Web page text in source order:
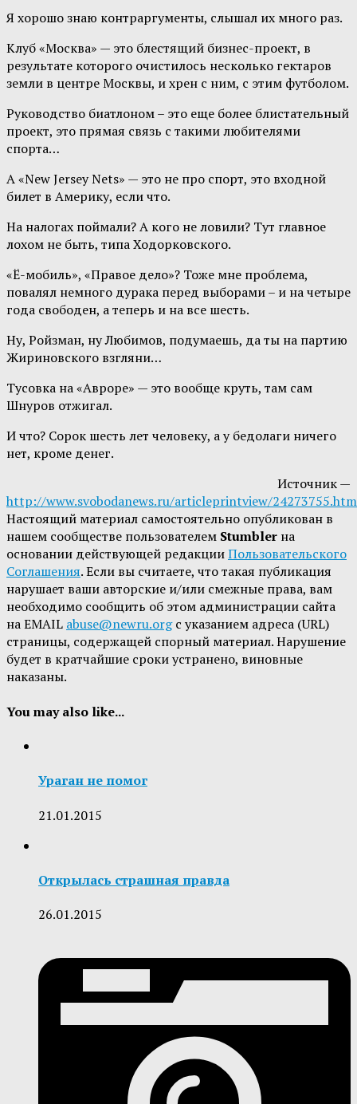
Я хорошо знаю контраргументы, слышал их много раз.
Клуб «Москва» — это блестящий бизнес-проект, в
результате которого очистилось несколько гектаров
земли в центре Москвы, и хрен с ним, с этим футболом.
Руководство биатлоном – это еще более блистательный
проект, это прямая связь с такими любителями
спорта…
А «New Jersey Nets» — это не про спорт, это входной
билет в Америку, если что.
На налогах поймали? А кого не ловили? Тут главное
лохом не быть, типа Ходорковского.
«Ё-мобиль», «Правое дело»? Тоже мне проблема,
повалял немного дурака перед выборами – и на четыре
года свободен, а теперь и на все шесть.
Ну, Ройзман, ну Любимов, подумаешь, да ты на партию
Жириновского взгляни…
Тусовка на «Авроре» — это вообще круть, там сам
Шнуров отжигал.
И что? Сорок шесть лет человеку, а у бедолаги ничего
нет, кроме денег.
Источник —
http://www.svobodanews.ru/articleprintview/
Настоящий материал самостоятельно опубликован в
нашем сообществе пользователем Stumbler на
основании действующей редакцииПользовательского
Соглашения. Если вы считаете, что такая публикация
нарушает ваши авторские и/или смежные права, вам
необходимо сообщить об этом администрации сайта
на EMAIL abuse@newru.orgс указанием адреса (URL)
страницы, содержащей спорный материал. Нарушение
будет в кратчайшие сроки устранено, виновные
наказаны.
You may also like...
Ураган не помог
21.01.2015
Открылась страшная правда
26.01.2015